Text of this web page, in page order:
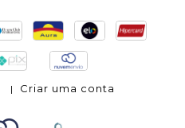
| Criar uma conta